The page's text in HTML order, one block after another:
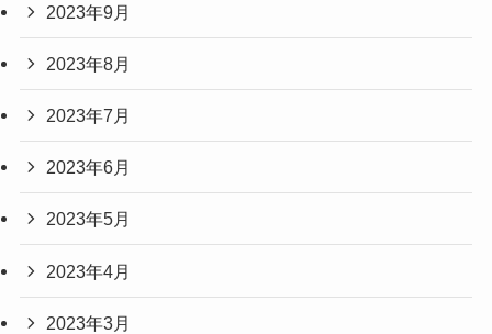
2023年9月
2023年8月
2023年7月
2023年6月
2023年5月
2023年4月
2023年3月